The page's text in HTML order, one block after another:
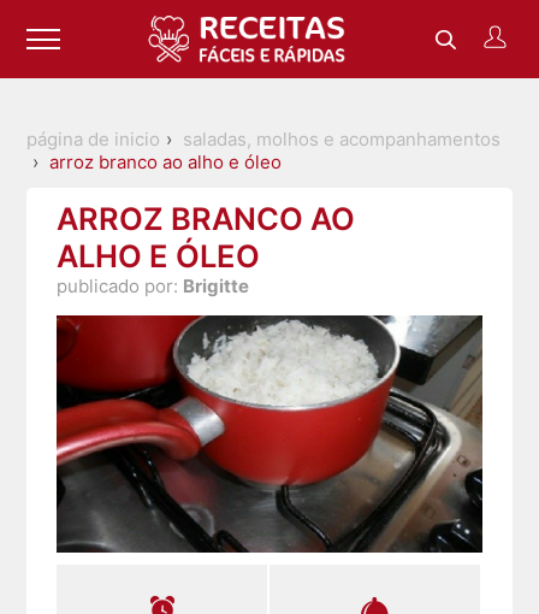
página de inicio
saladas, molhos e acompanhamentos
arroz branco ao alho e óleo
ARROZ BRANCO AO
ALHO E ÓLEO
publicado por: Brigitte